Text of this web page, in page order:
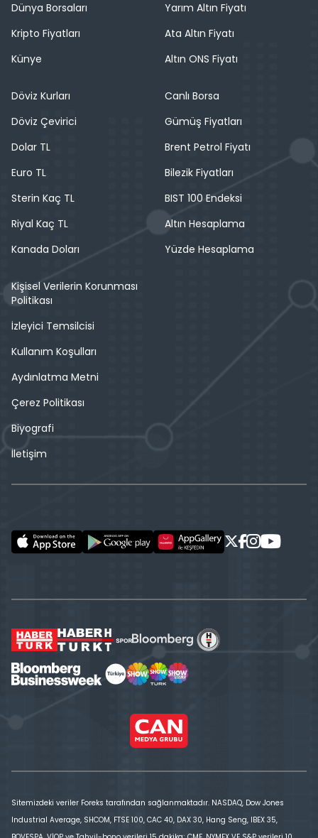
Dünya Borsaları
Kripto Fiyatları
Künye
Yarım Altın Fiyatı
Ata Altın Fiyatı
Altın ONS Fiyatı
Döviz Kurları
Döviz Çevirici
Dolar TL
Euro TL
Sterin Kaç TL
Riyal Kaç TL
Kanada Doları
Canlı Borsa
Gümüş Fiyatları
Brent Petrol Fiyatı
Bilezik Fiyatları
BIST 100 Endeksi
Altın Hesaplama
Yüzde Hesaplama
Kişisel Verilerin Korunması
Politikası
İzleyici Temsilcisi
Kullanım Koşulları
Aydınlatma Metni
Çerez Politikası
Biyografi
İletişim
Sitemizdeki veriler Foreks tarafından sağlanmaktadır. NASDAQ, Dow Jones
Industrial Average, SHCOM, FTSE 100, CAC 40, DAX 30, Hang Seng, IBEX 35,